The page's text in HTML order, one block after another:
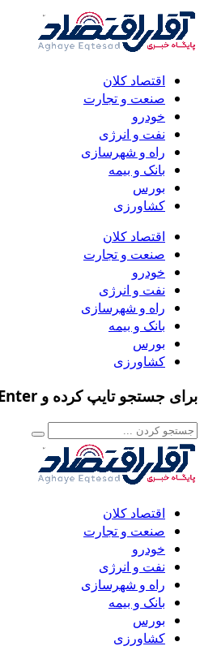
اقتصاد کلان
صنعت و تجارت
خودرو
نفت و انرژی
راه و شهرسازی
بانک و بیمه
بورس
کشاورزی
اقتصاد کلان
صنعت و تجارت
خودرو
نفت و انرژی
راه و شهرسازی
بانک و بیمه
بورس
کشاورزی
برای جستجو تایپ کرده و Enter را بزنید
اقتصاد کلان
صنعت و تجارت
خودرو
نفت و انرژی
راه و شهرسازی
بانک و بیمه
بورس
کشاورزی